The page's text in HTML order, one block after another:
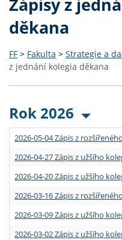
Zápisy z
děkana
FF > Fakulta > Strategie a
z jednání kolegia děkana
Rok 2026
2026-05-04 Zápis z
2026-04-27 Zápis z užšího
2026-04-20 Zápis z užšího
2026-03-16 Zápis z
2026-03-09 Zápis z užšího
2026-03-02 Zápis z užšího